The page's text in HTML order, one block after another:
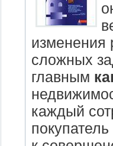
изменения
сложных
главным
каждый